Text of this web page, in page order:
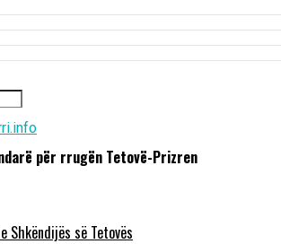
për rrugën Tetovë-Prizren
Shkëndijës së Tetovës